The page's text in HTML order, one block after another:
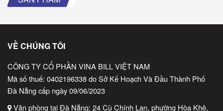
VỀ CHÚNG TÔI
CÔNG TY CỔ PHẦN VINA BILL VIỆT NAM
Mã số thuế: 0402196338 do Sở Kế Hoạch Và Đầu Thành Phố
Đà Nẵng cấp ngày 09/06/2023
Văn phòng tại Đà Nẵng: 24 Cù Chính Lan, phường Hòa Khê,